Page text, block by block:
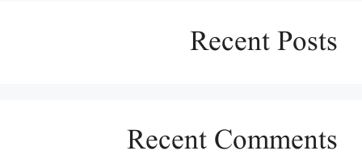
Recent Posts
Recent Comments